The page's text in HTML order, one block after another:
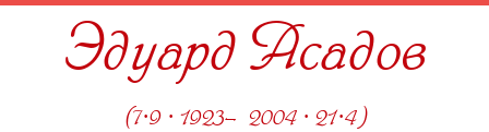
Эдуард Асадов
(7·9 · 1923—2004 · 21·4)